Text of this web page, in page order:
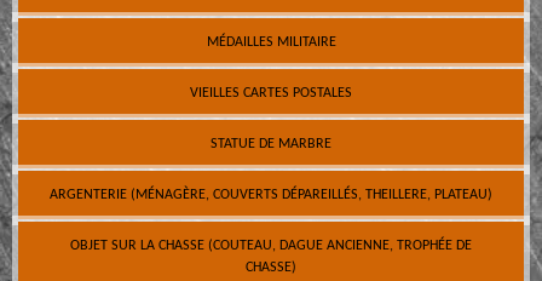
MÉDAILLES MILITAIRE
VIEILLES CARTES POSTALES
STATUE DE MARBRE
ARGENTERIE (MÉNAGÈRE, COUVERTS DÉPAREILLÉS, THEILLERE, PLATEAU)
OBJET SUR LA CHASSE (COUTEAU, DAGUE ANCIENNE, TROPHÉE DE
CHASSE)